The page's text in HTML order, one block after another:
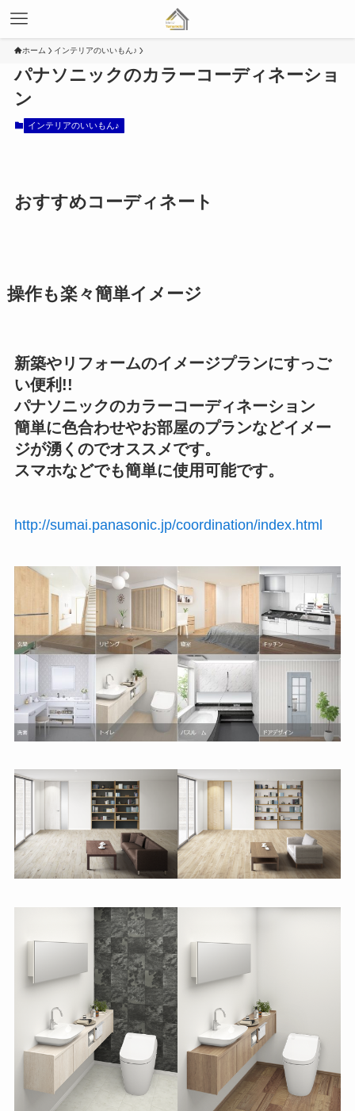
ホーム インテリアのいいもん♪
パナソニックのカラーコーディネーショ
ン
インテリアのいいもん♪
おすすめコーディネート
操作も楽々簡単イメージ
新築やリフォームのイメージプランにすっご
い便利!!
パナソニックのカラーコーディネーション
簡単に色合わせやお部屋のプランなどイメー
ジが湧くのでオススメです。
スマホなどでも簡単に使用可能です。
http://sumai.panasonic.jp/coordination/index.html